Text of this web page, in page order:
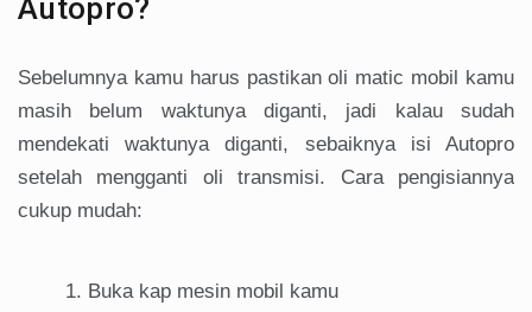
Autopro?
Sebelumnya kamu harus pastikan oli matic mobil kamu
masih belum waktunya diganti, jadi kalau sudah
mendekati waktunya diganti, sebaiknya isi Autopro
setelah mengganti oli transmisi. Cara pengisiannya
cukup mudah:
Buka kap mesin mobil kamu